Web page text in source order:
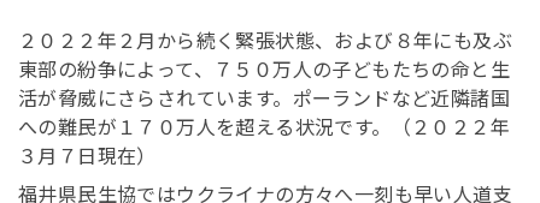
２０２２年２月から続く緊張状態、および８年にも及ぶ
東部の紛争によって、７５０万人の子どもたちの命と生
活が脅威にさらされています。ポーランドなど近隣諸国
への難民が１７０万人を超える状況です。（２０２２年
３月７日現在）
福井県民生協ではウクライナの方々へ一刻も早い人道支